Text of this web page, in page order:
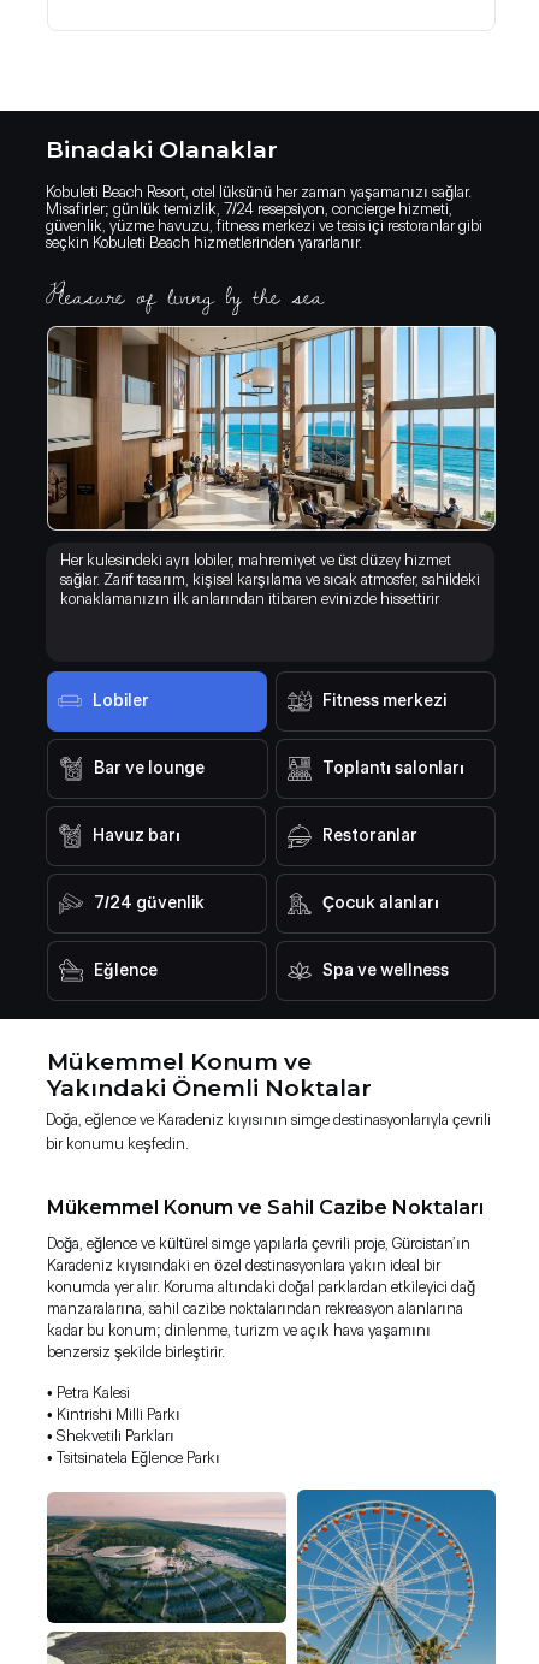
Binadaki Olanaklar
Kobuleti Beach Resort, otel lüksünü her zaman yaşamanızı sağlar.
Misafirler; günlük temizlik, 7/24 resepsiyon, concierge hizmeti,
güvenlik, yüzme havuzu, fitness merkezi ve tesis içi restoranlar gibi
seçkin Kobuleti Beach hizmetlerinden yararlanır.
Her kulesindeki ayrı lobiler, mahremiyet ve üst düzey hizmet
sağlar. Zarif tasarım, kişisel karşılama ve sıcak atmosfer, sahildeki
konaklamanızın ilk anlarından itibaren evinizde hissettirir
Eğlence Spa ve wellness
Çocuk alanları
7/24 güvenlik
Restoranlar
Havuz barı
Toplantı salonları
Bar ve lounge
Fitness merkezi
Lobiler
Doğa, eğlence ve Karadeniz kıyısının simge destinasyonlarıyla çevrili
bir konumu keşfedin.
Mükemmel Konum ve
Yakındaki Önemli Noktalar
Doğa, eğlence ve kültürel simge yapılarla çevrili proje, Gürcistan’ın
Karadeniz kıyısındaki en özel destinasyonlara yakın ideal bir
konumda yer alır. Koruma altındaki doğal parklardan etkileyici dağ
manzaralarına, sahil cazibe noktalarından rekreasyon alanlarına
kadar bu konum; dinlenme, turizm ve açık hava yaşamını
benzersiz şekilde birleştirir.
Mükemmel Konum ve Sahil Cazibe Noktaları
• Petra Kalesi
• Kintrishi Milli Parkı
• Shekvetili Parkları
• Tsitsinatela Eğlence Parkı